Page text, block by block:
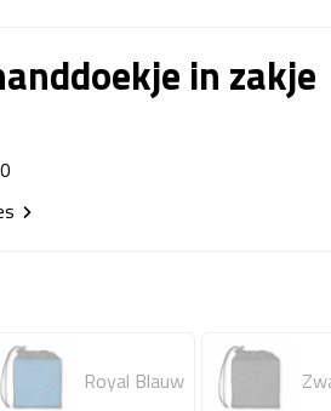
in
Royal Blauw